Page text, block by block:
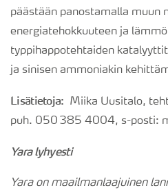
päästään panostamalla muun
energiatehokkuuteen ja
typpihappotehtaiden
ja sinisen ammoniakin
Lisätietoja: Miika Uusitalo,
puh. 050 385 4004, s-posti:
Yara lyhyesti
Yara on maailmanlaajuinen